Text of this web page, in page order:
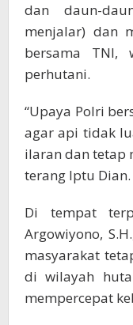
dan daun-
menjalar) dan
bersama TNI,
perhutani.
“Upaya Polri
agar api tidak
ilaran dan tetap
terang Iptu Dian.
Di tempat
Argowiyono,
masyarakat
di wilayah
mempercepat